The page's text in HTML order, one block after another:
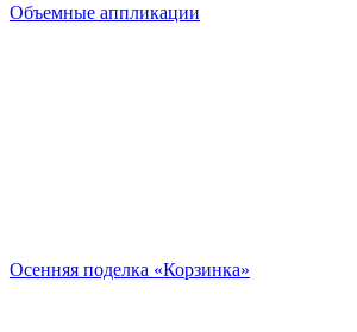
Объемные аппликации
Осенняя поделка «Корзинка»